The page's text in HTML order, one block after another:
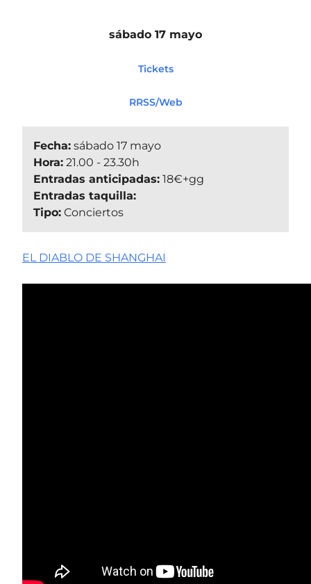
sábado 17 mayo
Tickets
RRSS/Web
Fecha: sábado 17 mayo
Hora: 21.00 - 23.30h
Entradas anticipadas: 18€+gg
Entradas taquilla:
Tipo: Conciertos
EL DIABLO DE SHANGHAI